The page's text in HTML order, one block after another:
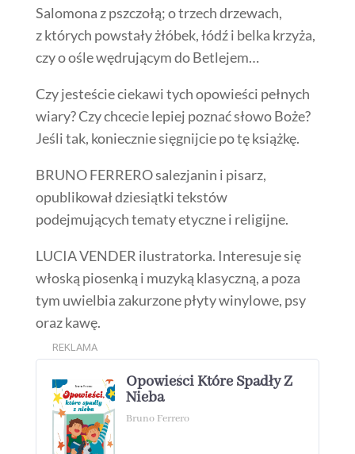
Salomona z pszczołą; o trzech drzewach,
z których powstały żłóbek, łódź i belka krzyża,
czy o ośle wędrującym do Betlejem…
Czy jesteście ciekawi tych opowieści pełnych
wiary? Czy chcecie lepiej poznać słowo Boże?
Jeśli tak, koniecznie sięgnijcie po tę książkę.
BRUNO FERRERO salezjanin i pisarz,
opublikował dziesiątki tekstów
podejmujących tematy etyczne i religijne.
LUCIA VENDER ilustratorka. Interesuje się
włoską piosenką i muzyką klasyczną, a poza
tym uwielbia zakurzone płyty winylowe, psy
oraz kawę.
REKLAMA
Opowieści Które Spadły Z
Nieba
Bruno Ferrero